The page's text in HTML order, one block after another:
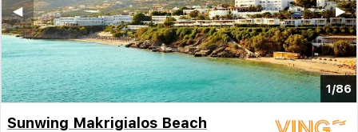
1/86
▶︎
◀︎
Sunwing Makrigialos Beach